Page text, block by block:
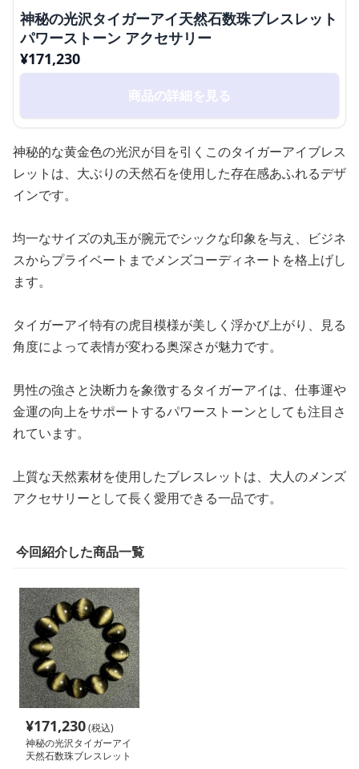
神秘の光沢タイガーアイ天然石数珠ブレスレット
パワーストーン アクセサリー
¥171,230
商品の詳細を見る
神秘的な黄金色の光沢が目を引くこのタイガーアイブレス
レットは、大ぶりの天然石を使用した存在感あふれるデザ
インです。
均一なサイズの丸玉が腕元でシックな印象を与え、ビジネ
スからプライベートまでメンズコーディネートを格上げし
ます。
タイガーアイ特有の虎目模様が美しく浮かび上がり、見る
角度によって表情が変わる奥深さが魅力です。
男性の強さと決断力を象徴するタイガーアイは、仕事運や
金運の向上をサポートするパワーストーンとしても注目さ
れています。
上質な天然素材を使用したブレスレットは、大人のメンズ
アクセサリーとして長く愛用できる一品です。
今回紹介した商品一覧
¥171,230(税込)
神秘の光沢タイガーアイ
天然石数珠ブレスレット